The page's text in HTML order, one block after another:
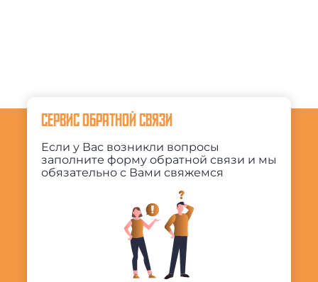
СЕРВИС ОБРАТНОЙ СВЯЗИ
Если у Вас возникли вопросы
заполните форму обратной связи и мы
обязательно с Вами свяжемся